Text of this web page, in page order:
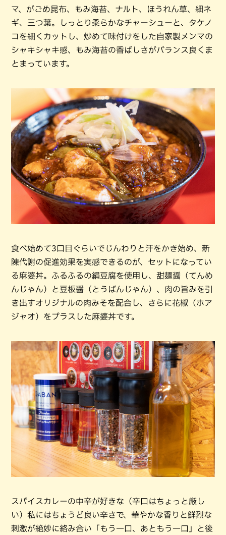
マ、がごめ昆布、もみ海苔、ナルト、ほうれん草、細ネ
ギ、三つ葉。しっとり柔らかなチャーシューと、タケノ
コを細くカットし、炒めて味付けをした自家製メンマの
シャキシャキ感、もみ海苔の香ばしさがバランス良くま
とまっています。
食べ始めて3口目ぐらいでじんわりと汗をかき始め、新
陳代謝の促進効果を実感できるのが、セットになってい
る麻婆丼。ふるふるの絹豆腐を使用し、甜麺醤（てんめ
んじゃん）と豆板醤（とうばんじゃん）、肉の旨みを引
き出すオリジナルの肉みそを配合し、さらに花椒（ホア
ジャオ）をプラスした麻婆丼です。
スパイスカレーの中辛が好きな（辛口はちょっと厳し
い）私にはちょうど良い辛さで、華やかな香りと鮮烈な
刺激が絶妙に絡み合い「もう一口、あともう一口」と後